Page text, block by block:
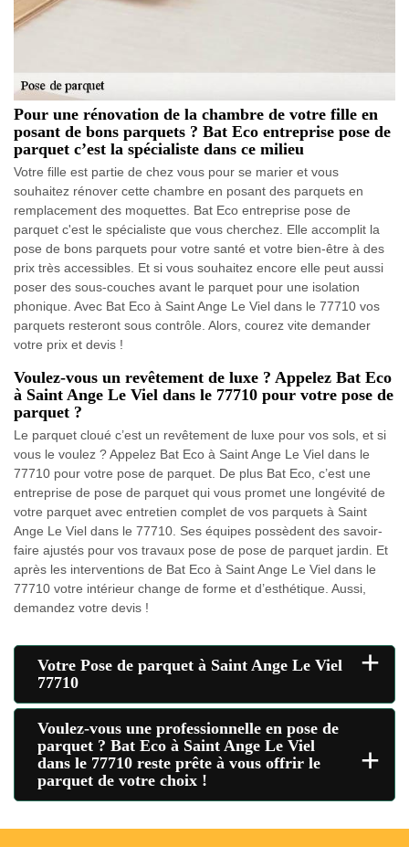
Pour une rénovation de la chambre de votre fille en
posant de bons parquets ? Bat Eco entreprise pose de
parquet c’est la spécialiste dans ce milieu
Votre fille est partie de chez vous pour se marier et vous
souhaitez rénover cette chambre en posant des parquets en
remplacement des moquettes. Bat Eco entreprise pose de
parquet c'est le spécialiste que vous cherchez. Elle accomplit la
pose de bons parquets pour votre santé et votre bien-être à des
prix très accessibles. Et si vous souhaitez encore elle peut aussi
poser des sous-couches avant le parquet pour une isolation
phonique. Avec Bat Eco à Saint Ange Le Viel dans le 77710 vos
parquets resteront sous contrôle. Alors, courez vite demander
votre prix et devis !
Voulez-vous un revêtement de luxe ? Appelez Bat Eco
à Saint Ange Le Viel dans le 77710 pour votre pose de
parquet ?
Le parquet cloué c’est un revêtement de luxe pour vos sols, et si
vous le voulez ? Appelez Bat Eco à Saint Ange Le Viel dans le
77710 pour votre pose de parquet. De plus Bat Eco, c’est une
entreprise de pose de parquet qui vous promet une longévité de
votre parquet avec entretien complet de vos parquets à Saint
Ange Le Viel dans le 77710. Ses équipes possèdent des savoir-
faire ajustés pour vos travaux pose de pose de parquet jardin. Et
après les interventions de Bat Eco à Saint Ange Le Viel dans le
77710 votre intérieur change de forme et d’esthétique. Aussi,
demandez votre devis !
Votre Pose de parquet à Saint Ange Le Viel
77710
+
Voulez-vous une professionnelle en pose de
parquet ? Bat Eco à Saint Ange Le Viel
dans le 77710 reste prête à vous offrir le
parquet de votre choix !
+